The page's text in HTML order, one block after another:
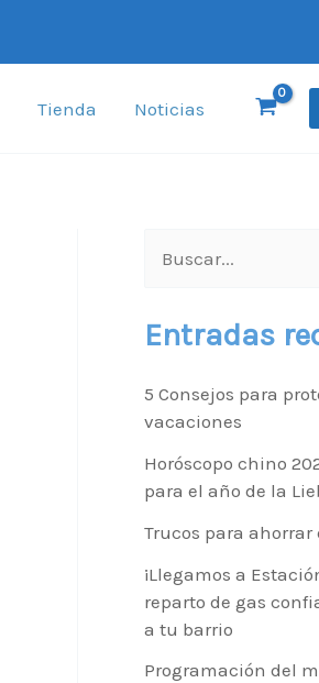
Tienda Noticias
s
a
p
o
:
Entradas
5 Consejos para
vacaciones
Horóscopo chino
para el año de la
Trucos para ahorrar
¡Llegamos a
reparto de gas
a tu barrio
Programación del